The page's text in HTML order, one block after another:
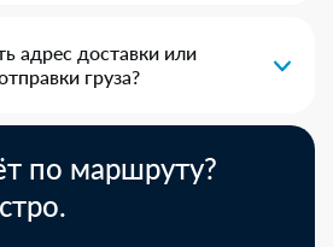
адрес доставки или
груза?
по маршруту?